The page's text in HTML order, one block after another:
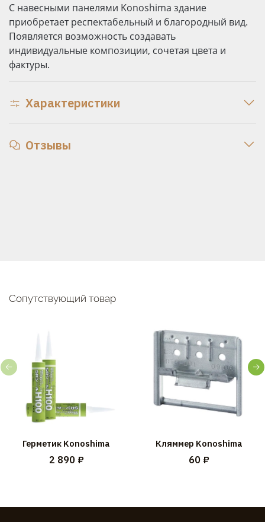
С навесными панелями Konoshima здание
приобретает респектабельный и благородный вид.
Появляется возможность создавать
индивидуальные композиции, сочетая цвета и
фактуры.
Характеристики
Отзывы
Сопутствующий товар
Герметик Konoshima
2 890 ₽
Кляммер Konoshima
60 ₽